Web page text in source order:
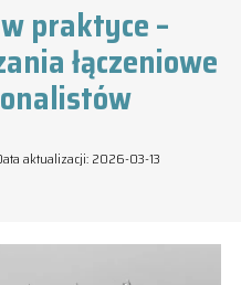
praktyce –
łączeniowe
aktualizacji: 2026-03-13